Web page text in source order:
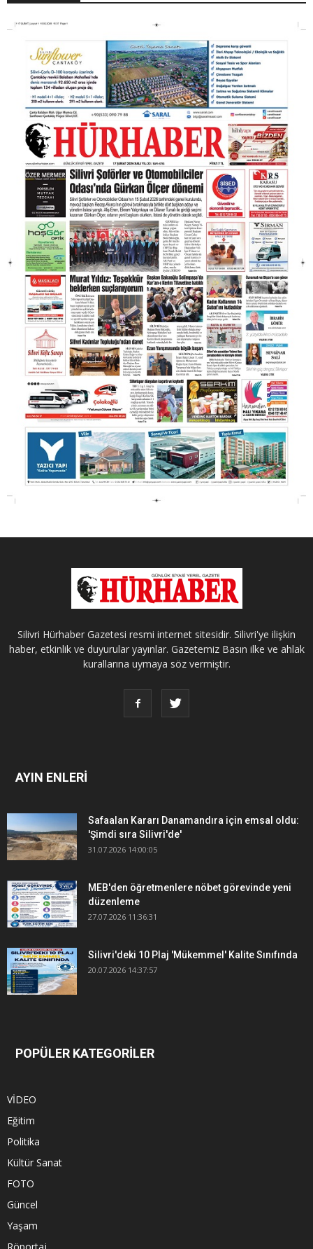
Silivri Hürhaber Gazetesi resmi internet sitesidir. Silivri'ye ilişkin
haber, etkinlik ve duyurular yayınlar. Gazetemiz Basın ilke ve ahlak
kurallarına uymaya söz vermiştir.
AYIN ENLERİ
Safaalan Kararı Danamandıra için emsal oldu:
'Şimdi sıra Silivri'de'
31.07.2026 14:00:05
MEB'den öğretmenlere nöbet görevinde yeni
düzenleme
27.07.2026 11:36:31
Silivri'deki 10 Plaj 'Mükemmel' Kalite Sınıfında
20.07.2026 14:37:57
POPÜLER KATEGORİLER
VİDEO
Eğitim
Politika
Kültür Sanat
FOTO
Güncel
Yaşam